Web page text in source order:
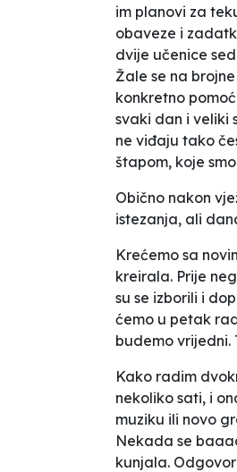
im planovi za
obaveze i
dvije učenice
Žale se na
konkretno
svaki dan i veliki
ne viđaju tako
štapom, koje
Obično nakon
istezanja, ali
Krećemo sa
kreirala. Prije
su se izborili i
ćemo u petak
budemo
Kako radim
nekoliko sati, i
muziku ili novo
Nekada se
kunjala.